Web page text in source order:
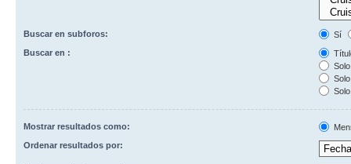
Buscar en subforos:
Sí
Buscar en :
Mostrar resultados como:
Ordenar resultados por: